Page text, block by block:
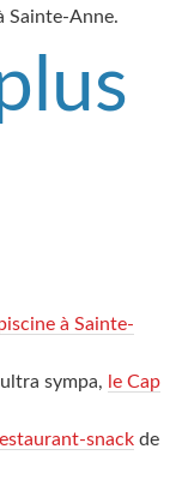
Sainte-Anne.
à Sainte-
sympa, le Cap
snack de